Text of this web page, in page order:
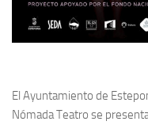
El Ayuntamiento de
Nómada Teatro se